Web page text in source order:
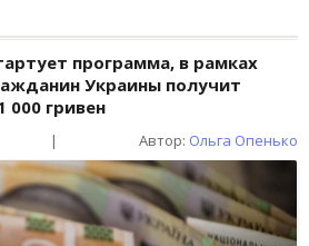
программа, в рамках
Украины получит
000 гривен
| Автор: Ольга Опенько